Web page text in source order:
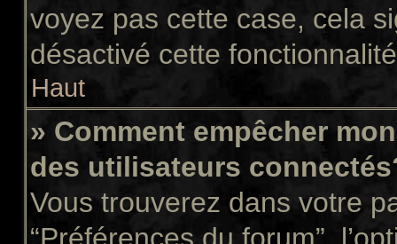
voyez pas cette case, cela
désactivé cette
Haut
» Comment empêcher
des utilisateurs
Vous trouverez dans votre